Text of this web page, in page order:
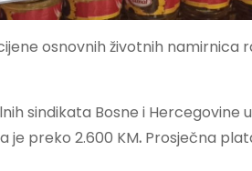
osnovnih životnih namirnica
sindikata Bosne i Hercegovine
je preko 2.600 KM. Prosječna